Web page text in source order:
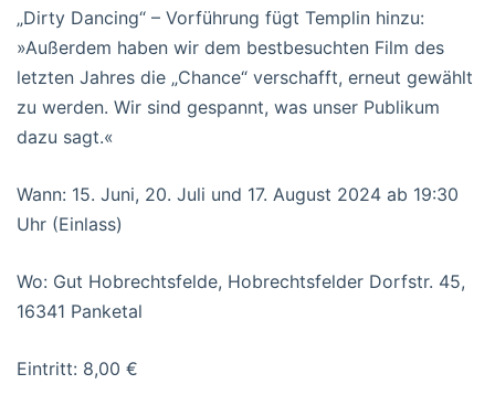
„Dirty Dancing“ – Vorführung fügt Templin hinzu:
»Außerdem haben wir dem bestbesuchten Film des
letzten Jahres die „Chance“ verschafft, erneut gewählt
zu werden. Wir sind gespannt, was unser Publikum
dazu sagt.«
Wann: 15. Juni, 20. Juli und 17. August 2024 ab 19:30
Uhr (Einlass)
Wo: Gut Hobrechtsfelde, Hobrechtsfelder Dorfstr. 45,
16341 Panketal
Eintritt: 8,00 €